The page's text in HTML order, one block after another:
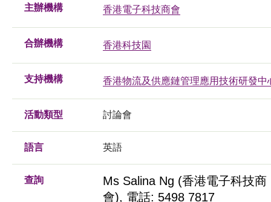
主辦機構 香港電子科技商會
合辦機構 香港科技園
支持機構 香港物流及供應鏈管理應用技術研發中
活動類型 討論會
語言 英語
查詢
Ms Salina Ng (香港電子科技商
會), 電話: 5498 7817